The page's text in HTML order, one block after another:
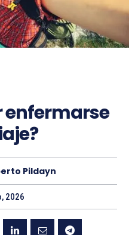
enfermarse
Pildayn
2026